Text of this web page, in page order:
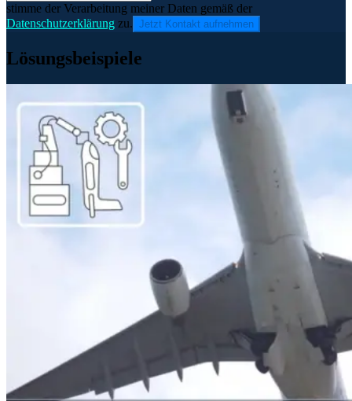
stimme der Verarbeitung meiner Daten gemäß der
Datenschutzerklärung zu. Jetzt Kontakt aufnehmen
Lösungsbeispiele